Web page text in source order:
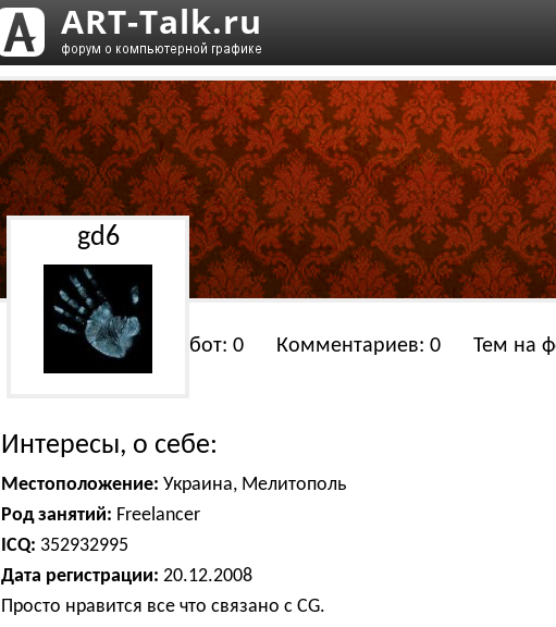
gd6
Работ: 0 Комментариев: 0 Тем на
Интересы, о себе:
Местоположение: Украина, Мелитополь
Род занятий: Freelancer
ICQ: 352932995
Дата регистрации: 20.12.2008
Просто нравится все что связано с CG.